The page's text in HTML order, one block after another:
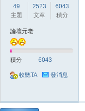
49
主題
2523
文章
6043
積分
論壇元老
積分 6043
收聽TA 發消息